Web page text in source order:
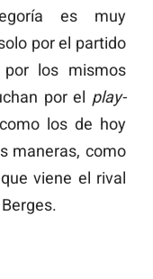
es muy
por el partido
los mismos
por el play-
los de hoy
maneras, como
viene el rival